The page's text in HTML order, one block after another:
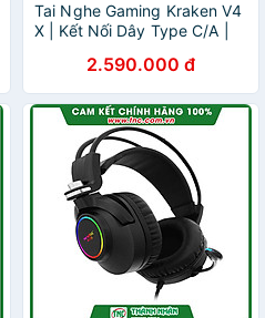
Tai Nghe Gaming Kraken V4
X | Kết Nối Dây Type C/A |
Gọn | Âm Thanh 7.1 | Vải
Đệm Tai Hybrid | Led RGB |
Hàng Chính Hãng
2.590.000 đ